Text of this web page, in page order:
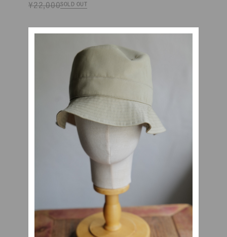
¥22,000SOLD OUT